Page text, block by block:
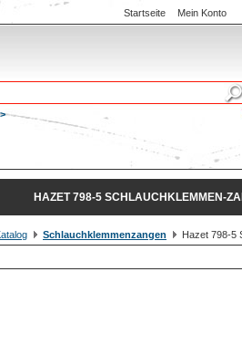
Startseite Mein Konto
HAZET 798-5 SCHLAUCHKLEMMEN-
Schlauchklemmenzangen Hazet 798-5